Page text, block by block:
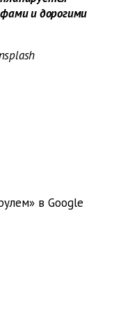
и дорогими
в Google